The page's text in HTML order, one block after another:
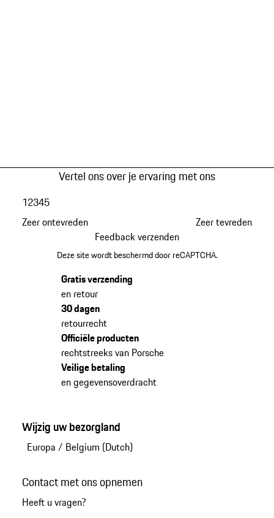
Vertel ons over je ervaring met ons
Zeer ontevreden
12345
Zeer tevreden
Feedback verzenden
Deze site wordt beschermd door reCAPTCHA.
Gratis verzending
en retour
30 dagen
retourrecht
Officiële producten
rechtstreeks van Porsche
Veilige betaling
en gegevensoverdracht
Wijzig uw bezorgland
Europa / Belgium (Dutch)
Contact met ons opnemen
Heeft u vragen?